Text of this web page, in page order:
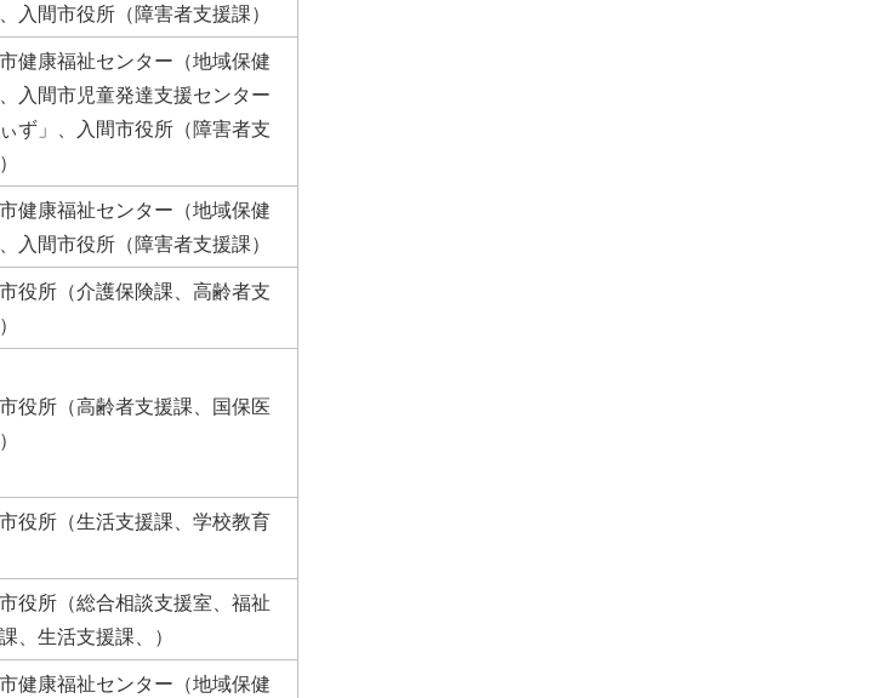
入間市役所（障害者支援課）
健康福祉センター（地域保健
入間市児童発達支援センター
ぃず」、入間市役所（障害者支
健康福祉センター（地域保健
入間市役所（障害者支援課）
役所（介護保険課、高齢者支
役所（高齢者支援課、国保医
役所（生活支援課、学校教育
役所（総合相談支援室、福祉
、生活支援課、）
健康福祉センター（地域保健